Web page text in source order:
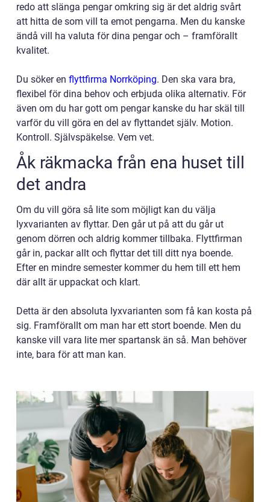
redo att slänga pengar omkring sig är det aldrig svårt
att hitta de som vill ta emot pengarna. Men du kanske
ändå vill ha valuta för dina pengar och – framförallt
kvalitet.
Du söker en flyttfirma Norrköping. Den ska vara bra,
flexibel för dina behov och erbjuda olika alternativ. För
även om du har gott om pengar kanske du har skäl till
varför du vill göra en del av flyttandet själv. Motion.
Kontroll. Självspäkelse. Vem vet.
Åk räkmacka från ena huset till
det andra
Om du vill göra så lite som möjligt kan du välja
lyxvarianten av flyttar. Den går ut på att du går ut
genom dörren och aldrig kommer tillbaka. Flyttfirman
går in, packar allt och flyttar det till ditt nya boende.
Efter en mindre semester kommer du hem till ett hem
där allt är uppackat och klart.
Detta är den absoluta lyxvarianten som få kan kosta på
sig. Framförallt om man har ett stort boende. Men du
kanske vill vara lite mer spartansk än så. Man behöver
inte, bara för att man kan.